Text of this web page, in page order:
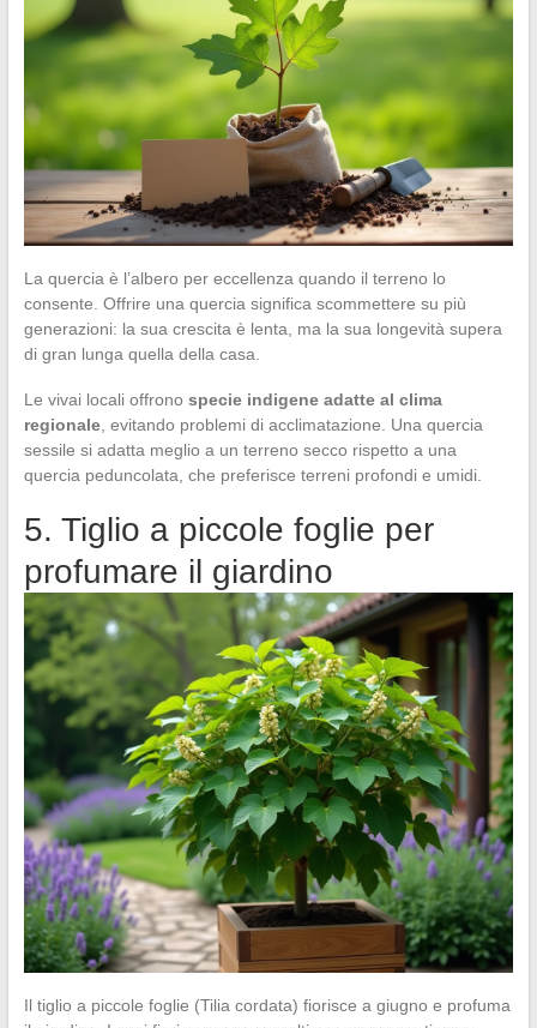
La quercia è l’albero per eccellenza quando il terreno lo
consente. Offrire una quercia significa scommettere su più
generazioni: la sua crescita è lenta, ma la sua longevità supera
di gran lunga quella della casa.
Le vivai locali offrono specie indigene adatte al clima
regionale, evitando problemi di acclimatazione. Una quercia
sessile si adatta meglio a un terreno secco rispetto a una
quercia peduncolata, che preferisce terreni profondi e umidi.
5. Tiglio a piccole foglie per
profumare il giardino
Il tiglio a piccole foglie (Tilia cordata) fiorisce a giugno e profuma